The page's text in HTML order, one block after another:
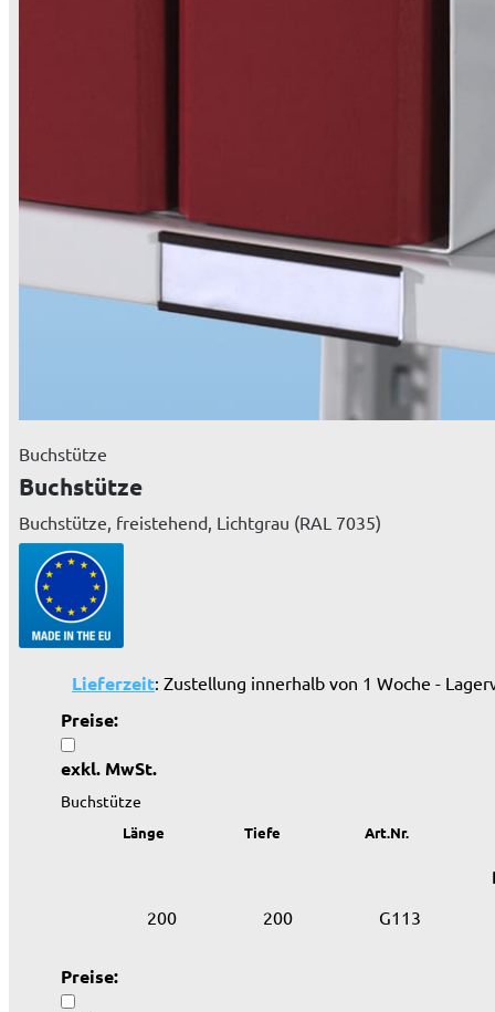
Buchstütze
Buchstütze
Buchstütze, freistehend, Lichtgrau (RAL 7035)
Lieferzeit: Zustellung innerhalb von 1 Woche -
Preise:
exkl. MwSt.
Buchstütze
Länge Tiefe Art.Nr.
200 200 G113
Preise: